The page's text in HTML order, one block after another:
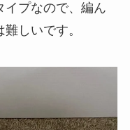
イプなので、編ん
しいです。